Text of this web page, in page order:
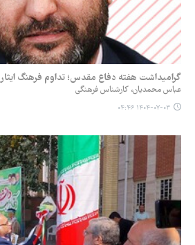
گرامیداشت هفته دفاع مقدس؛ تداوم فرهنگ ایثار
عباس محمدیان، کارشناس فرهنگی
۱۴۰۴-۰۷-۰۳ ۰۴:۴۶